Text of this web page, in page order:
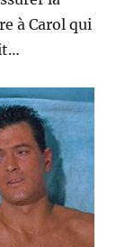
à Carol qui